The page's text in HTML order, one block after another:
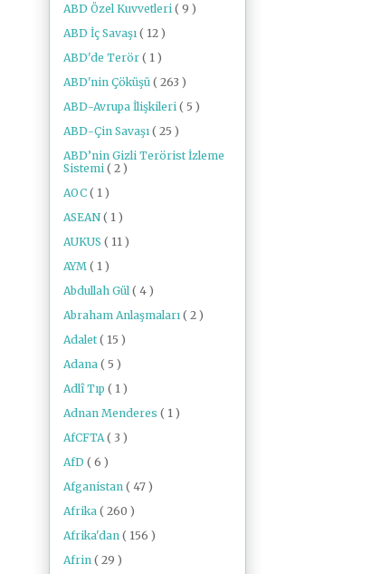
ABD Özel Kuvvetleri ( 9 )
ABD İç Savaşı ( 12 )
ABD'de Terör ( 1 )
ABD'nin Çöküşü ( 263 )
ABD-Avrupa İlişkileri ( 5 )
ABD-Çin Savaşı ( 25 )
ABD’nin Gizli Terörist İzleme
Sistemi ( 2 )
AOC ( 1 )
ASEAN ( 1 )
AUKUS ( 11 )
AYM ( 1 )
Abdullah Gül ( 4 )
Abraham Anlaşmaları ( 2 )
Adalet ( 15 )
Adana ( 5 )
Adlî Tıp ( 1 )
Adnan Menderes ( 1 )
AfCFTA ( 3 )
AfD ( 6 )
Afganistan ( 47 )
Afrika ( 260 )
Afrika'dan ( 156 )
Afrin ( 29 )